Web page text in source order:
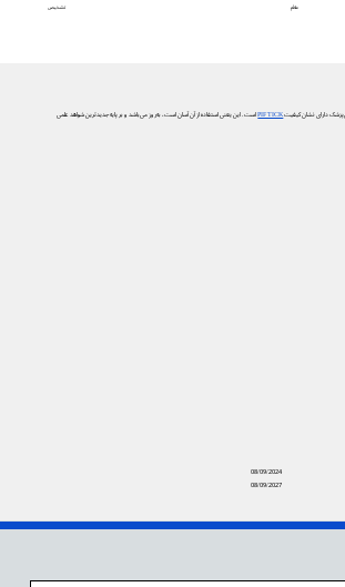
تشخیص علائم
دارای نشان کیفیتPIF TICKاست. این یعنی استفاده از آن آسان است، به‌روز می‌باشد و بر پایه جدیدترین شواهد علمی
08/09/2024
08/09/2027